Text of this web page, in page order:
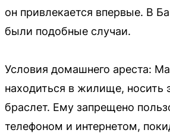
он привлекается впервые. В
были подобные случаи.
Условия домашнего ареста:
находиться в жилище, носить
браслет. Ему запрещено
телефоном и интернетом,